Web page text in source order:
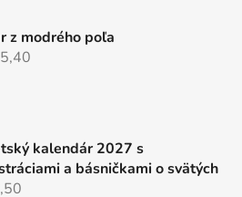
z modrého poľa
kalendár 2027 s
a básničkami o svätých